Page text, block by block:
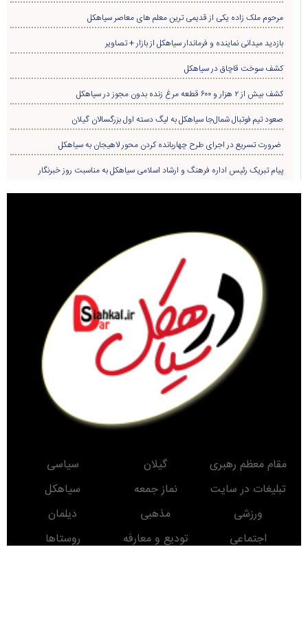
مرحوم ملک زاده یکی از قدیمی ترین معلم های معاصر سیاهکل
بازدید میدانی نماینده و فرماندار سیاهکل از بازار + تصاویر
کشف سوخت قاچاق در سياهکل
کشف بیش از ۲ هزار و ۶۰۰ قطعه مرغ زنده بدون مجوز در سیاهکل
صعود تیم فوتبال شمال‌جا‌ سیاهکل به لیگ دسته اول بزرگسالان گیلان
ضرورت تسریع در اجرای طرح چهاربانده کردن محور لاهیجان به سیاهکل
پیام تبریک رئیس اداره فرهنگ و ارشاد اسلامی سیاهکل به مناسبت روز خبرنگار
مقام معظم رهبری گیلان
سیاسی
تبلیغات در سایت
نماز جمعه
سیاهکل
ورزشی
مذهبی
دیلمان
اجتماعی
تودیع و معارفه
روستاها